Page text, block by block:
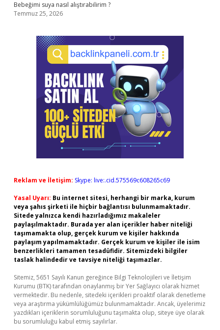
Bebeğimi suya nasıl alıştırabilirim ?
Temmuz 25, 2026
Reklam ve İletişim: Skype: live:.cid.575569c608265c69
Yasal Uyarı: Bu internet sitesi, herhangi bir marka, kurum
veya şahıs şirketi ile hiçbir bağlantısı bulunmamaktadır.
Sitede yalnızca kendi hazırladığımız makaleler
paylaşılmaktadır. Burada yer alan içerikler haber niteliği
taşımamakta olup, gerçek kurum ve kişiler hakkında
paylaşım yapılmamaktadır. Gerçek kurum ve kişiler ile isim
benzerlikleri tamamen tesadüfidir. Sitemizdeki bilgiler
taslak halindedir ve tavsiye niteliği taşımazlar.
Sitemiz, 5651 Sayılı Kanun gereğince Bilgi Teknolojileri ve İletişim
Kurumu (BTK) tarafından onaylanmış bir Yer Sağlayıcı olarak hizmet
vermektedir. Bu nedenle, sitedeki içerikleri proaktif olarak denetleme
veya araştırma yükümlülüğümüz bulunmamaktadır. Ancak, üyelerimiz
yazdıkları içeriklerin sorumluluğunu taşımakta olup, siteye üye olarak
bu sorumluluğu kabul etmiş sayılırlar.